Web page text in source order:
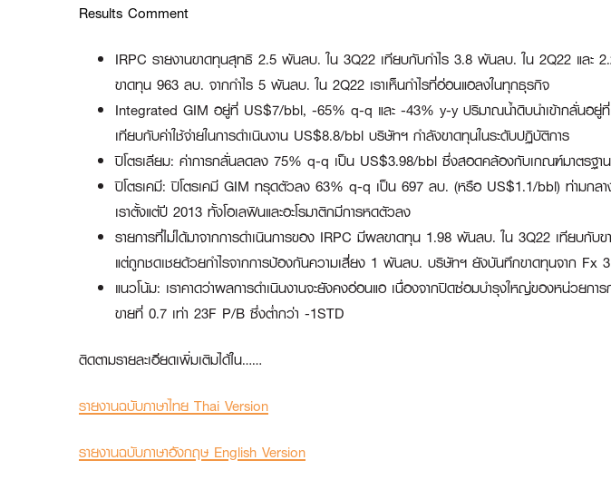
Results Comment
IRPC รายงานขาดทุนสุทธิ 2.5 พันลบ. ใน 3Q22 เทียบกับกำไร 3.8 พันลบ. ใน 2Q22 และ
ขาดทุน 963 ลบ. จากกำไร 5 พันลบ. ใน 2Q22 เราเห็นกำไรที่อ่อนแอลงในทุกธุรกิจ
Integrated GIM อยู่ที่ US$7/bbl, -65% q-q และ -43% y-y ปริมาณน้ำดิบนำเข้ากลั่นอ
เทียบกับค่าใช้จ่ายในการดำเนินงาน US$8.8/bbl บริษัทฯ กำลังขาดทุนในระดับปฏิบัติการ
ปิโตรเลียม: ค่าการกลั่นลดลง 75% q-q เป็น US$3.98/bbl ซึ่งสอดคล้องกับเกณฑ์มาตร
ปิโตรเคมี: ปิโตรเคมี GIM ทรุดตัวลง 63% q-q เป็น 697 ลบ. (หรือ US$1.1/bbl) ท่ามก
เราตั้งแต่ปี 2013 ทั้งโอเลฟินและอะโรมาติกมีการหดตัวลง
รายการที่ไม่ได้มาจากการดำเนินการของ IRPC มีผลขาดทุน 1.98 พันลบ. ใน 3Q22 เทียบ
แต่ถูกชดเชยด้วยกำไรจากการป้องกันความเสี่ยง 1 พันลบ. บริษัทฯ ยังบันทึกขาดทุนจาก Fx
แนวโน้ม: เราคาดว่าผลการดำเนินงานจะยังคงอ่อนแอ เนื่องจากปิดซ่อมบำรุงใหญ่ของหน่วยก
ขายที่ 0.7 เท่า 23F P/B ซึ่งต่ำกว่า -1STD
ติดตามรายละเอียดเพิ่มเติมได้ใน……
รายงานฉบับภาษาไทย Thai Version
รายงานฉบับภาษาอังกฤษ English Version